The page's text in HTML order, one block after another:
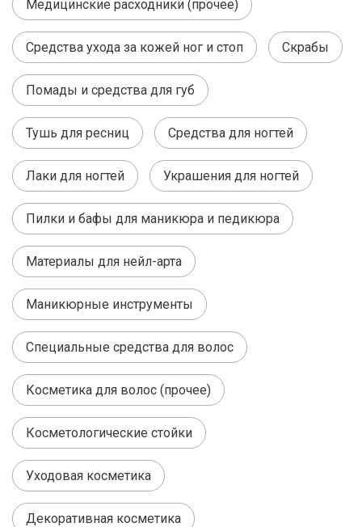
Медицинские расходники (прочее)
Средства ухода за кожей ног и стоп Скрабы
Помады и средства для губ
Тушь для ресниц Средства для ногтей
Лаки для ногтей Украшения для ногтей
Пилки и бафы для маникюра и педикюра
Материалы для нейл-арта
Маникюрные инструменты
Специальные средства для волос
Косметика для волос (прочее)
Косметологические стойки
Уходовая косметика
Декоративная косметика